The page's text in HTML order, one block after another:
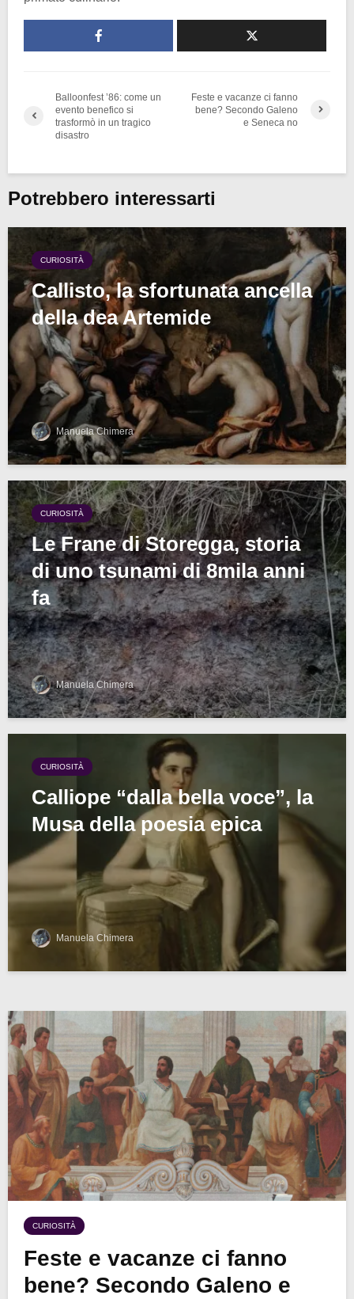
Balloonfest ’86: come un
evento benefico si
trasformò in un tragico
disastro
Feste e vacanze ci fanno
bene? Secondo Galeno
e Seneca no
Potrebbero interessarti
CURIOSITÀ
Callisto, la sfortunata ancella
della dea Artemide
Manuela Chimera
CURIOSITÀ
Le Frane di Storegga, storia
di uno tsunami di 8mila anni
fa
Manuela Chimera
CURIOSITÀ
Calliope “dalla bella voce”, la
Musa della poesia epica
Manuela Chimera
CURIOSITÀ
Feste e vacanze ci fanno
bene? Secondo Galeno e